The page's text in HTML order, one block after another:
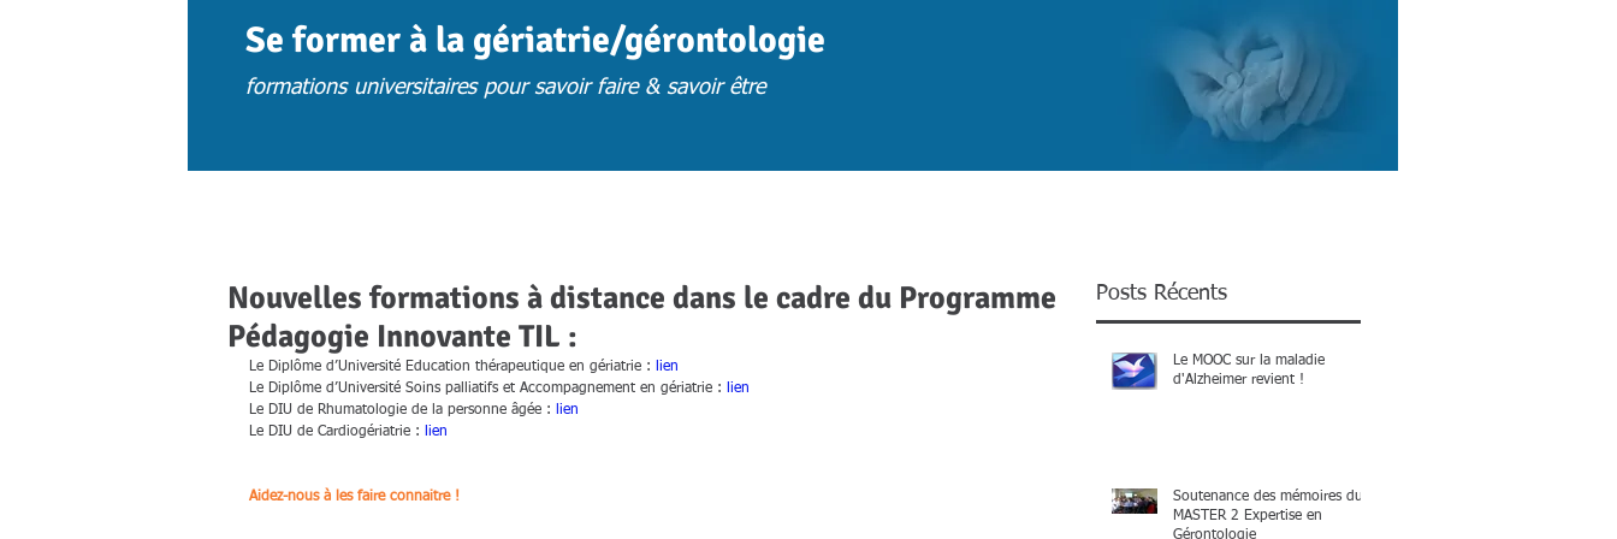
Se former à la gériatrie/gérontologie
formations universitaires pour savoir faire & savoir être
Nouvelles formations à distance dans le cadre du Programme
Pédagogie Innovante TIL :
Le Diplôme d’Université Education thérapeutique en gériatrie :
lien
Le Diplôme d’Université Soins palliatifs et Accompagnement en gériatrie :
lien
Le DIU de Rhumatologie de la personne âgée :
lien
Le DIU de Cardiogériatrie :
lien
Aidez-nous à les faire connaitre !
Posts Récents
Le MOOC sur la maladie
d'Alzheimer revient !
Soutenance des mémoires du
MASTER 2 Expertise en
Gérontologie